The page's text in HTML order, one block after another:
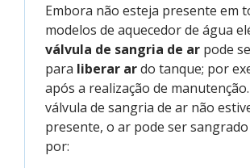
Embora não esteja presente em
modelos de aquecedor de água
válvula de sangria de ar pode
para liberar ardo tanque; por
após a realização de
válvula de sangria de ar não
presente, o ar pode ser
por: